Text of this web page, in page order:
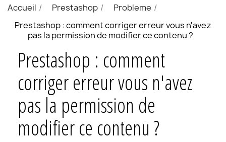
Accueil Prestashop
Probleme
Prestashop : comment corriger erreur vous n'avez
pas la permission de modifier ce contenu ?
Prestashop : comment
corriger erreur vous n'avez
pas la permission de
modifier ce contenu ?